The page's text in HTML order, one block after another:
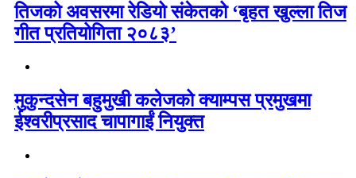
तिजको अवसरमा रेडियो संकेतको ‘बृहत खुल्ला तिज
गीत प्रतियोगिता २०८३’
मुकुन्दसेन बहुमुखी कलेजको क्याम्पस प्रमुखमा
ईश्वरीप्रसाद चापागाईं नियुक्त